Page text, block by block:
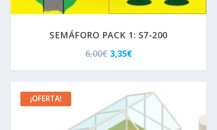
SEMÁFORO PACK 1: S7-200
6,00€ E
e
c
3,35€E
r
e
c
¡OFERTA!